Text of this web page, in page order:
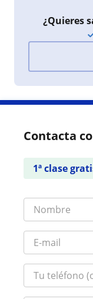
¿Quieres
Contacta
1ª clase